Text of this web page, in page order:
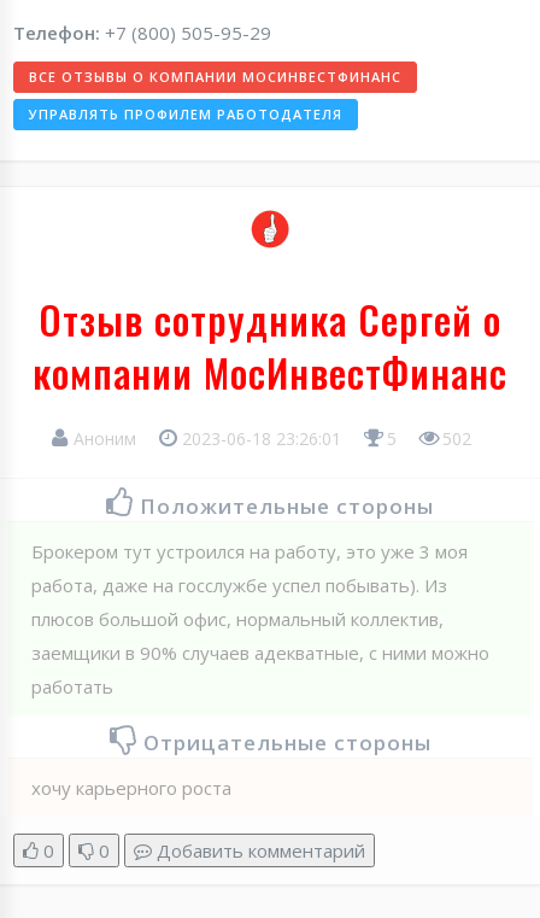
Телефон: +7 (800) 505-95-29
ВСЕ ОТЗЫВЫ О КОМПАНИИ МОСИНВЕСТФИНАНС
УПРАВЛЯТЬ ПРОФИЛЕМ РАБОТОДАТЕЛЯ
Отзыв сотрудника Сергей о
компании МосИнвестФинанс
Аноним 2023-06-18 23:26:01 5 502
Положительные стороны
Брокером тут устроился на работу, это уже 3 моя
работа, даже на госслужбе успел побывать). Из
плюсов большой офис, нормальный коллектив,
заемщики в 90% случаев адекватные, с ними можно
работать
Отрицательные стороны
хочу карьерного роста
0 0 Добавить комментарий